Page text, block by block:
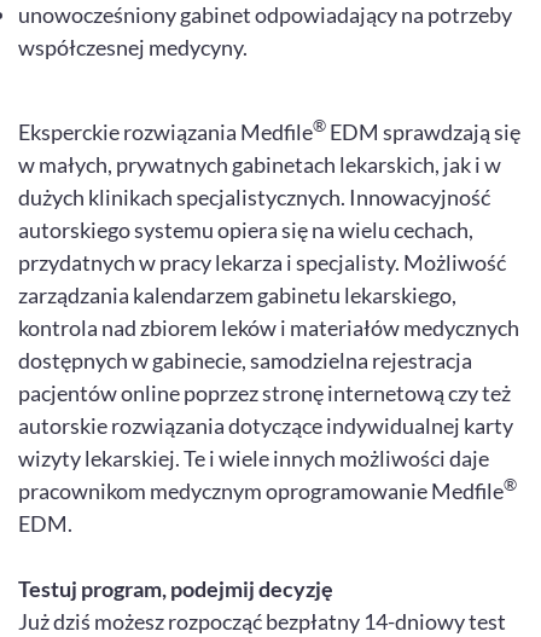
unowocześniony gabinet odpowiadający na potrzeby
współczesnej medycyny.
Eksperckie rozwiązania Medfile® EDM sprawdzają się
w małych, prywatnych gabinetach lekarskich, jak i w
dużych klinikach specjalistycznych. Innowacyjność
autorskiego systemu opiera się na wielu cechach,
przydatnych w pracy lekarza i specjalisty. Możliwość
zarządzania kalendarzem gabinetu lekarskiego,
kontrola nad zbiorem leków i materiałów medycznych
dostępnych w gabinecie, samodzielna rejestracja
pacjentów online poprzez stronę internetową czy też
autorskie rozwiązania dotyczące indywidualnej karty
wizyty lekarskiej. Te i wiele innych możliwości daje
pracownikom medycznym oprogramowanie Medfile®
EDM.
Testuj program, podejmij decyzję
Już dziś możesz rozpocząć bezpłatny 14-dniowy test